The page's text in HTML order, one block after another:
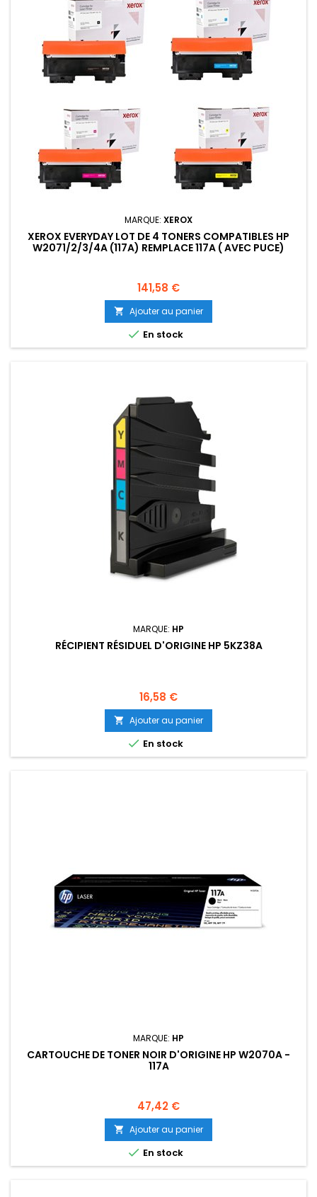
MARQUE: XEROX
XEROX EVERYDAY LOT DE 4 TONERS COMPATIBLES HP
W2071/2/3/4A (117A) REMPLACE 117A ( AVEC PUCE)
Prix
141,58 €
 Ajouter au panier
 En stock
MARQUE: HP
RÉCIPIENT RÉSIDUEL D'ORIGINE HP 5KZ38A
Prix
16,58 €
 Ajouter au panier
 En stock
MARQUE: HP
CARTOUCHE DE TONER NOIR D'ORIGINE HP W2070A -
117A
Prix
47,42 €
 Ajouter au panier
 En stock